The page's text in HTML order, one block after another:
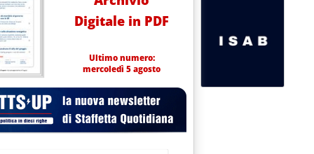
Digitale in PDF
Ultimo numero:
mercoledì 5 agosto